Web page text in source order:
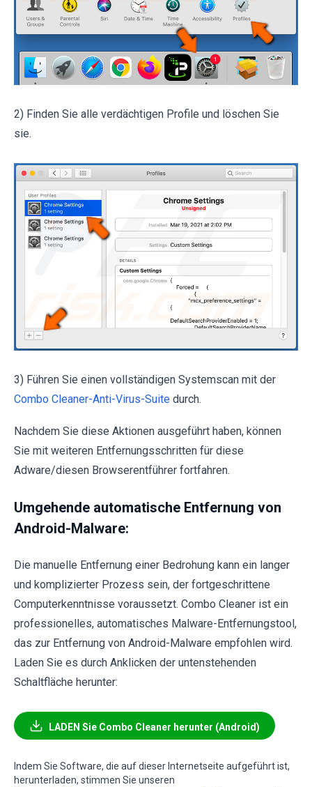
2) Finden Sie alle verdächtigen Profile und löschen Sie
sie.
3) Führen Sie einen vollständigen Systemscan mit der
Combo Cleaner-Anti-Virus-Suite durch.
Nachdem Sie diese Aktionen ausgeführt haben, können
Sie mit weiteren Entfernungsschritten für diese
Adware/diesen Browserentführer fortfahren.
Umgehende automatische Entfernung von
Android-Malware:
Die manuelle Entfernung einer Bedrohung kann ein langer
und komplizierter Prozess sein, der fortgeschrittene
Computerkenntnisse voraussetzt. Combo Cleaner ist ein
professionelles, automatisches Malware-Entfernungstool,
das zur Entfernung von Android-Malware empfohlen wird.
Laden Sie es durch Anklicken der untenstehenden
Schaltfläche herunter:
LADEN Sie Combo Cleaner herunter (Android)
Indem Sie Software, die auf dieser Internetseite aufgeführt ist,
herunterladen, stimmen Sie unseren